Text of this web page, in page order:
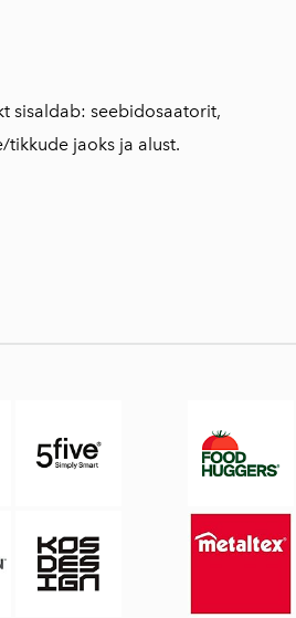
sisaldab: seebidosaatorit,
jaoks ja alust.